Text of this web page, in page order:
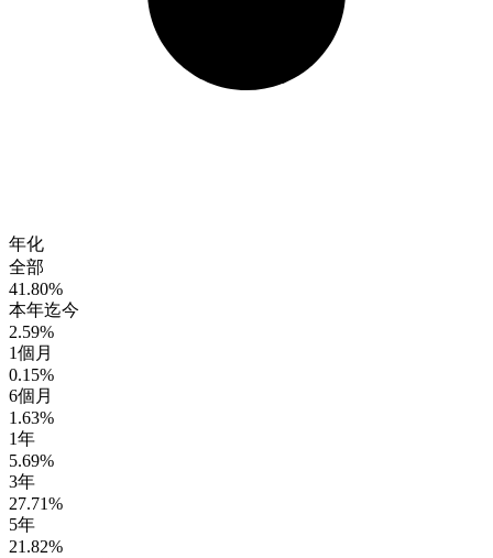
年化
全部
41.80%
本年迄今
2.59%
1個月
0.15%
6個月
1.63%
1年
5.69%
3年
27.71%
5年
21.82%